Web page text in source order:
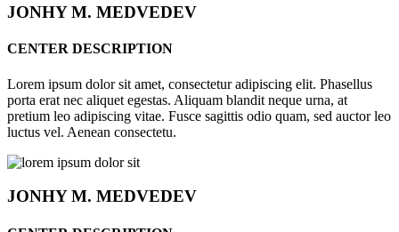
JONHYM. MEDVEDEV
CENTER DESCRIPTION
Lorem ipsum dolor sit amet, consectetur adipiscing elit. Phasellus
porta erat nec aliquet egestas. Aliquam blandit neque urna, at
pretium leo adipiscing vitae. Fusce sagittis odio quam, sed auctor leo
luctus vel. Aenean consectetu.
JONHYM. MEDVEDEV